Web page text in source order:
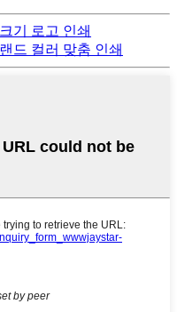
기 로고 인쇄
드 컬러 맞춤 인쇄